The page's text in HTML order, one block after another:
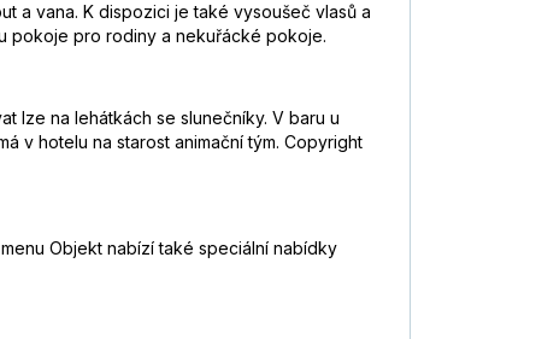
a vana. K dispozici je také vysoušeč vlasů a
pokoje pro rodiny a nekuřácké pokoje.
lze na lehátkách se slunečníky. V baru u
v hotelu na starost animační tým. Copyright
Objekt nabízí také speciální nabídky